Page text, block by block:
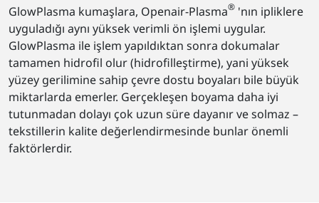
GlowPlasma kumaşlara, Openair-Plasma® 'nın ipliklere
uyguladığı aynı yüksek verimli ön işlemi uygular.
GlowPlasma ile işlem yapıldıktan sonra dokumalar
tamamen hidrofil olur (hidrofilleştirme), yani yüksek
yüzey gerilimine sahip çevre dostu boyaları bile büyük
miktarlarda emerler. Gerçekleşen boyama daha iyi
tutunmadan dolayı çok uzun süre dayanır ve solmaz –
tekstillerin kalite değerlendirmesinde bunlar önemli
faktörlerdir.